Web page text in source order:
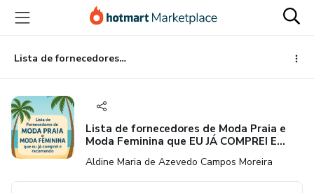
para
conteúdo
principal
para
pagamento
para
rodapé
Lista de fornecedores de Moda Praia e Moda Feminina que EU JÁ COMPREI E RECOMENDO
Lista de fornecedores de Moda Praia e
Moda Feminina que EU JÁ COMPREI E
Aldine Maria de Azevedo Campos Moreira